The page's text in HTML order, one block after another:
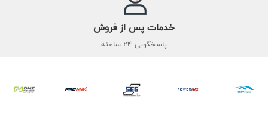
خدمات پس از فروش
پاسخگویی 24 ساعته